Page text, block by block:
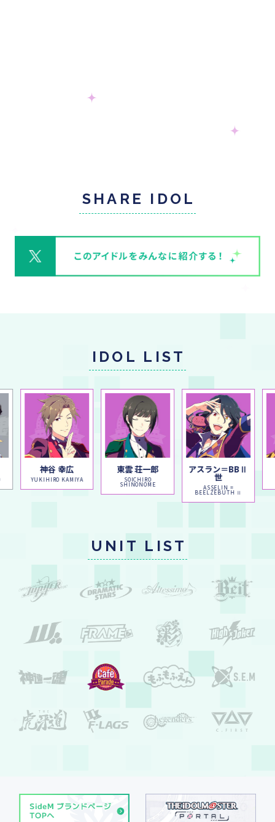
SHARE IDOL
IDOL LIST
神谷 幸広
YUKIHIRO KAMIYA
東雲 荘一郎
SOICHIRO
SHINONOME
アスラン＝BBⅡ
世
ASSELIN =
BEELZEBUTH Ⅱ
UNIT LIST